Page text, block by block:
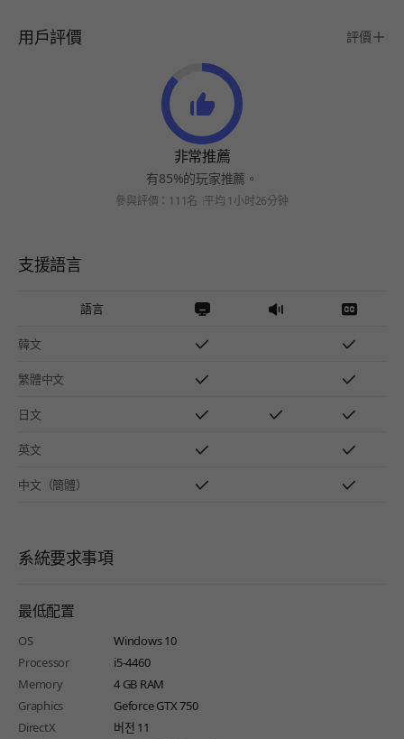
用戶評價 評價
非常推薦
有85%的玩家推薦。
參與評價：111名 平均 1小时26分钟
支援語言
語言
韓文
繁體中文
日文
英文
中文（簡體）
系統要求事項
最低配置
OS
Windows 10
Processor
i5-4460
Memory
4 GB RAM
Graphics
Geforce GTX 750
DirectX
버전 11